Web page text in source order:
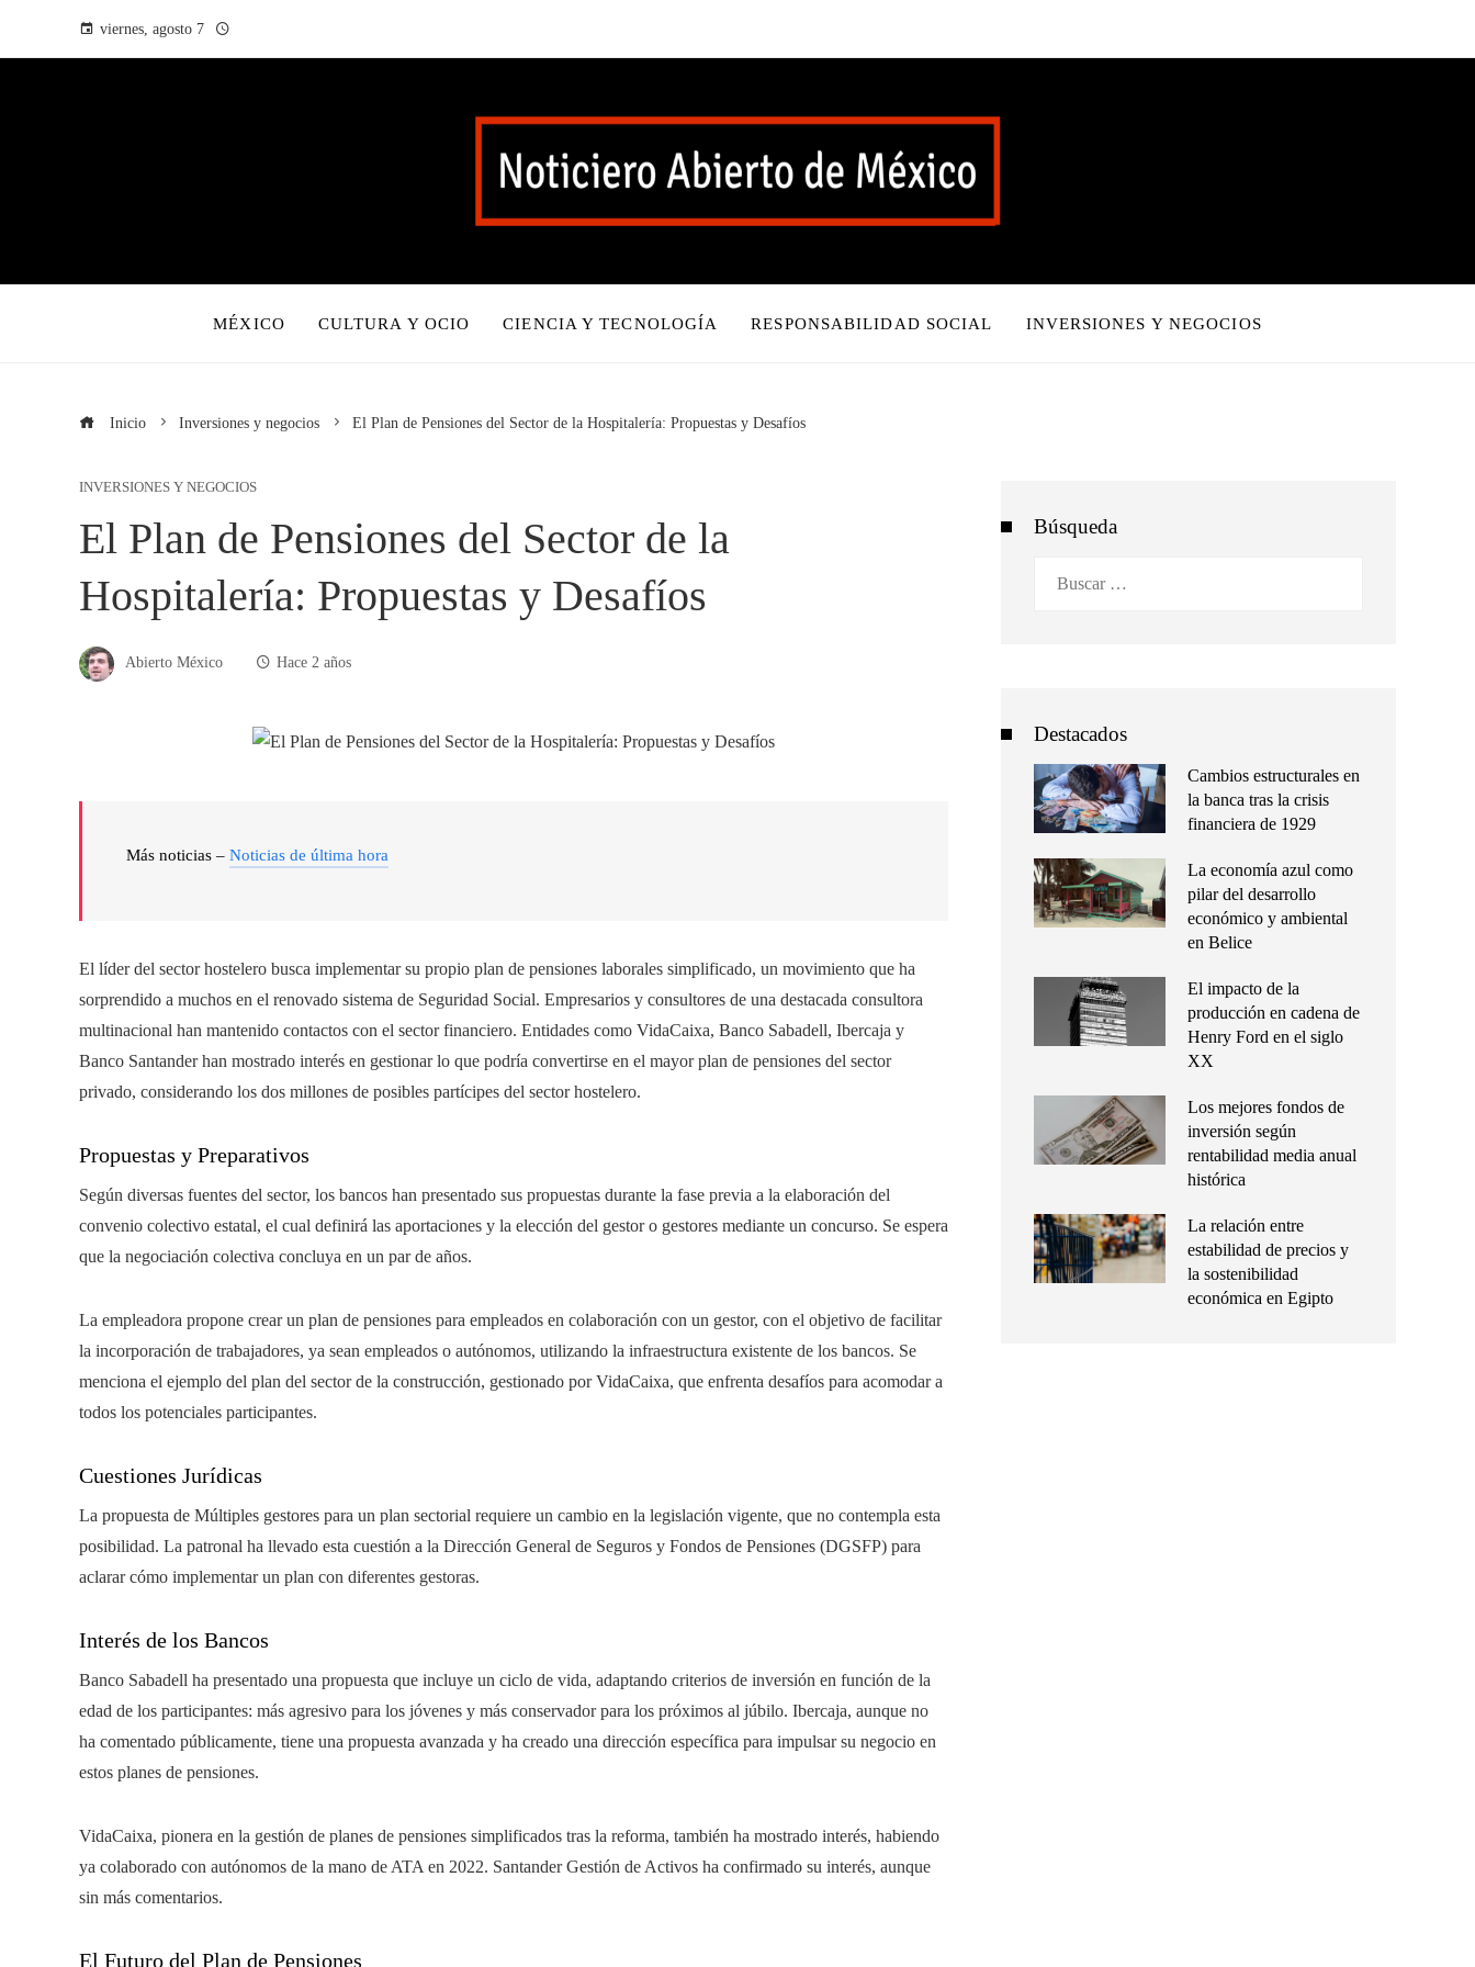
viernes, agosto 7
MÉXICO CULTURA Y OCIO CIENCIA Y TECNOLOGÍA RESPONSABILIDAD SOCIAL INVERSIONES Y NEGOCIOS
Inicio Inversiones y negocios El Plan de Pensiones del Sector de la Hospitalería: Propuestas y Desafíos
INVERSIONES Y NEGOCIOS
El Plan de Pensiones del Sector de la
Hospitalería: Propuestas y Desafíos
Abierto México Hace 2 años
Más noticias – Noticias de última hora
El líder del sector hostelero busca implementar su propio plan de pensiones laborales simplificado, un movimiento que ha
sorprendido a muchos en el renovado sistema de Seguridad Social. Empresarios y consultores de una destacada consultora
multinacional han mantenido contactos con el sector financiero. Entidades como VidaCaixa, Banco Sabadell, Ibercaja y
Banco Santander han mostrado interés en gestionar lo que podría convertirse en el mayor plan de pensiones del sector
privado, considerando los dos millones de posibles partícipes del sector hostelero.
Propuestas y Preparativos
Según diversas fuentes del sector, los bancos han presentado sus propuestas durante la fase previa a la elaboración del
convenio colectivo estatal, el cual definirá las aportaciones y la elección del gestor o gestores mediante un concurso. Se espera
que la negociación colectiva concluya en un par de años.
La empleadora propone crear un plan de pensiones para empleados en colaboración con un gestor, con el objetivo de facilitar
la incorporación de trabajadores, ya sean empleados o autónomos, utilizando la infraestructura existente de los bancos. Se
menciona el ejemplo del plan del sector de la construcción, gestionado por VidaCaixa, que enfrenta desafíos para acomodar a
todos los potenciales participantes.
Cuestiones Jurídicas
La propuesta de Múltiples gestores para un plan sectorial requiere un cambio en la legislación vigente, que no contempla esta
posibilidad. La patronal ha llevado esta cuestión a la Dirección General de Seguros y Fondos de Pensiones (DGSFP) para
aclarar cómo implementar un plan con diferentes gestoras.
Interés de los Bancos
Banco Sabadell ha presentado una propuesta que incluye un ciclo de vida, adaptando criterios de inversión en función de la
edad de los participantes: más agresivo para los jóvenes y más conservador para los próximos al júbilo. Ibercaja, aunque no
ha comentado públicamente, tiene una propuesta avanzada y ha creado una dirección específica para impulsar su negocio en
estos planes de pensiones.
VidaCaixa, pionera en la gestión de planes de pensiones simplificados tras la reforma, también ha mostrado interés, habiendo
ya colaborado con autónomos de la mano de ATA en 2022. Santander Gestión de Activos ha confirmado su interés, aunque
sin más comentarios.
El Futuro del Plan de Pensiones
Búsqueda
Destacados
Cambios estructurales en
la banca tras la crisis
financiera de 1929
La economía azul como
pilar del desarrollo
económico y ambiental
en Belice
El impacto de la
producción en cadena de
Henry Ford en el siglo
XX
Los mejores fondos de
inversión según
rentabilidad media anual
histórica
La relación entre
estabilidad de precios y
la sostenibilidad
económica en Egipto